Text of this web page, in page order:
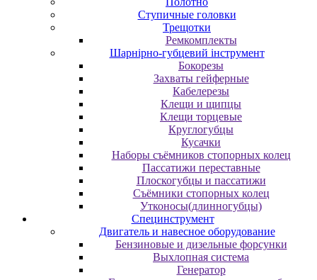
Ступичные головки
Трещотки
Ремкомплекты
Шарнірно-губцевий інструмент
Бокорезы
Захваты гейферные
Кабелерезы
Клещи и щипцы
Клещи торцевые
Круглогубцы
Кусачки
Наборы съёмников стопорных колец
Пассатижи переставные
Плоскогубцы и пассатижи
Съёмники стопорных колец
Утконосы(длинногубцы)
Специнструмент
Двигатель и навесное оборудование
Бензиновые и дизельные форсунки
Выхлопная система
Генератор